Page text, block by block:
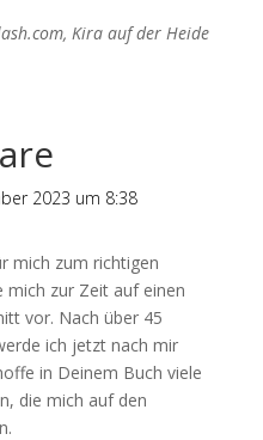
Kira auf der Heide
2023 um 8:38
mich zum richtigen
mich zur Zeit auf einen
vor. Nach über 45
ich jetzt nach mir
in Deinem Buch viele
die mich auf den